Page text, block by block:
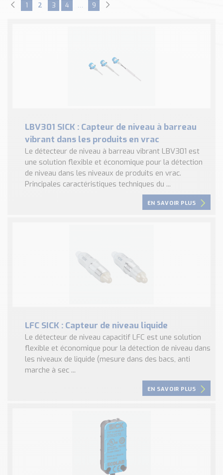
1 2 3 4 … 9
LBV301 SICK : Capteur de niveau à barreau
vibrant dans les produits en vrac
Le détecteur de niveau à barreau vibrant LBV301 est
une solution flexible et économique pour la détection
de niveau dans les niveaux de produits en vrac.
Principales caractéristiques techniques du ...
EN SAVOIR PLUS
LFC SICK : Capteur de niveau liquide
Le détecteur de niveau capacitif LFC est une solution
flexible et économique pour la détection de niveau dans
les niveaux de liquide (mesure dans des bacs, anti
marche à sec ...
EN SAVOIR PLUS